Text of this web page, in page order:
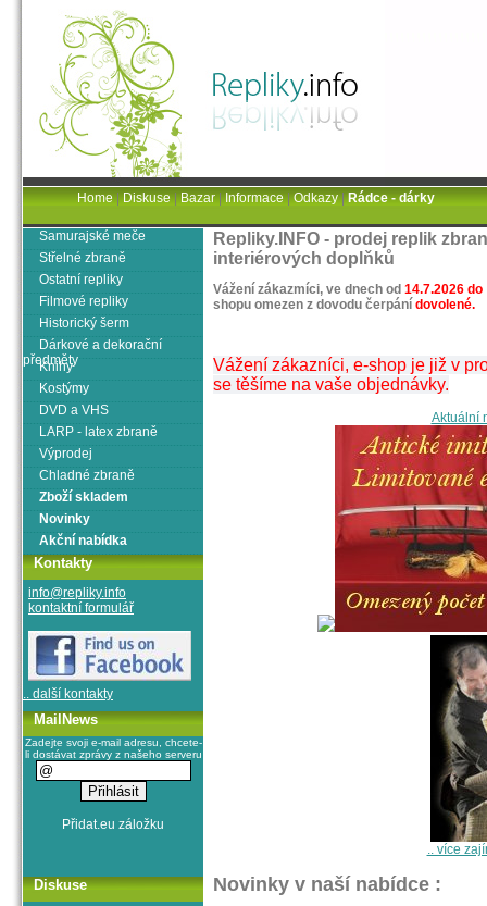
Repliky.INFO - prodej replik
interiérových doplňků
Vážení zákazmíci, ve dnech od 14.7.2026
shopu omezen z dovodu čerpání dovolené.
Vážení zákazníci, e-shop je již v
se těšíme na vaše objednávky.
Aktuální
.. více
Novinky v naší nabídce :
Samurajské meče
Střelné zbraně
Ostatní repliky
Filmové repliky
Historický šerm
Dárkové a dekorační
předměty
Knihy
Kostýmy
DVD a VHS
LARP - latex zbraně
Výprodej
Chladné zbraně
Zboží skladem
Novinky
Akční nabídka
Kontakty
info@repliky.info
kontaktní formulář
.. další kontakty
MailNews
Zadejte svoji e-mail adresu, chcete-
li dostávat zprávy z našeho serveru
Diskuse
Home|Diskuse|Bazar|Informace|Odkazy|Rádce - dárky